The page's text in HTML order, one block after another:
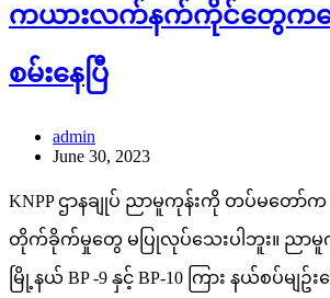
ကယားလက်နက်ကိုင်တွေကတ
စမ်းနေပြီ
admin
June 30, 2023
KNPP ဌာနချုပ် ညာမူကုန်းကို တပ်မတော်က
တိုက်ခိုက်မှုတွေ မပြုလုပ်သေးပါဘူး။ ညာမူ
မြို့နယ် BP -9 နှင့် BP-10 ကြား နယ်စပ်မျဥ်း